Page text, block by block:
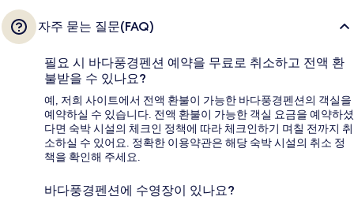
자주 묻는 질문(FAQ)
필요 시 바다풍경펜션 예약을 무료로 취소하고 전액 환
불받을 수 있나요?
예, 저희 사이트에서 전액 환불이 가능한 바다풍경펜션의 객실을
예약하실 수 있습니다. 전액 환불이 가능한 객실 요금을 예약하셨
다면 숙박 시설의 체크인 정책에 따라 체크인하기 며칠 전까지 취
소하실 수 있어요. 정확한 이용약관은 해당 숙박 시설의 취소 정
책을 확인해 주세요.
바다풍경펜션에 수영장이 있나요?